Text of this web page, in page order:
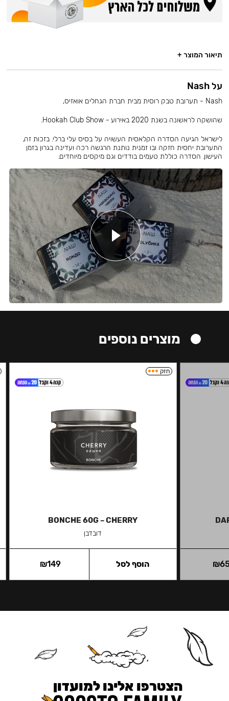
תיאור המוצר +
על Nash
Nash - תערובת טבק רוסית מבית חברת הגחלים אואזיס,
שהושקה לראשונה בשנת 2020 באירוע - Hookah Club Show.
לישראל הגיעה הסדרה הקלאסית העשויה על בסיס עלי ברלי. בזכות זה,
התערובת יחסית חזקה ובו זמנית נותנת הרגשה רכה ועדינה בגרון בזמן
העישון. הסדרה כוללת טעמים בודדים וגם מיקסים מיוחדים.
מוצרים נוספים
₪
חזק
BONCHE 60G – CHERRY
דובדבן
₪149 הוסף לסל
הצטרפו אלינו למועדון